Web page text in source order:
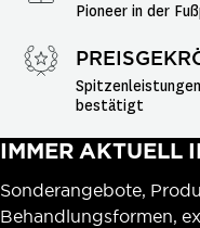
Pioneer in der
bestätigt
IMMER AKTUELL
Sonderangebote,
Behandlungsformen,